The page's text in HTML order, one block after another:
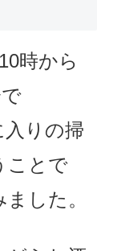
時から
りの掃
ことで
した。